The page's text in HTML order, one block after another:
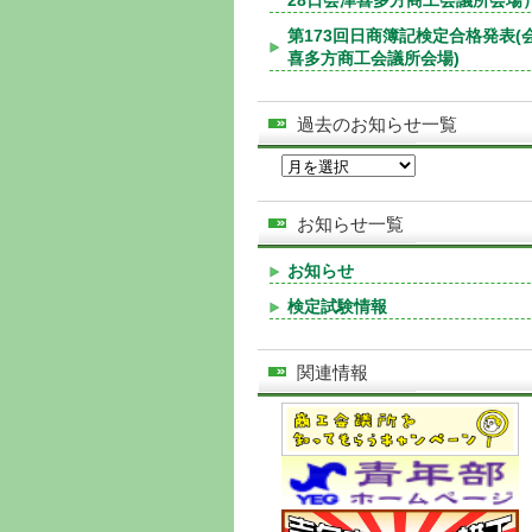
第173回日商簿記検定合格発表(
喜多方商工会議所会場)
過去のお知らせ一覧
お知らせ一覧
お知らせ
検定試験情報
関連情報